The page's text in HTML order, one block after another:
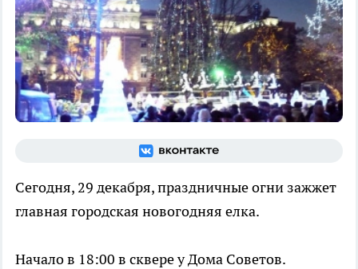
Сегодня, 29 декабря, праздничные огни зажжет
главная городская новогодняя елка.
Начало в 18:00 в сквере у Дома Советов.